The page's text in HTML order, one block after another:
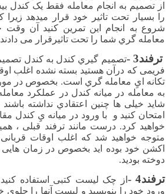
از تصمیم به انجام معامله فقط یک کندل
را بسیار تحت تاثیر خود قرار میدهد
شروع به انجام این تمرین کنید آن وقت
معامله گري شما را تحت تاثیرقرار می
ترفند3 -
تصمیم گیري کندل به کندل
فریمی که درآن هستید بسته نشده اغلب
تکانه ايِ معامله گري است. بخصوص در
به معامله در میانه کندل در عملکرد
شاید خیلی ها چنین اعتقادي نداشته
امتحان کنید و
با ورود در میانه يِ کندل
خواهید کرد. درست مانند ترفند قبلی ،
متوجه خواهید شد که اغلب اوقات
اکشن خود بوده اید بخصوص در زمان
دوخته بودید.
ترفند4 -
از چک لیست کتبی استفاده
ورود خود را بنویسید و لیست آنها را جلوي